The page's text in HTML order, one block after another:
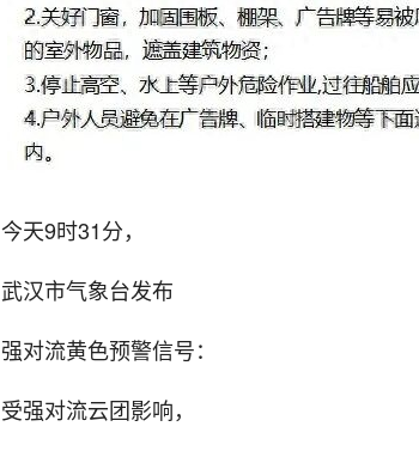
今天9时31分，
武汉市气象台发布
强对流黄色预警信号：
受强对流云团影响，